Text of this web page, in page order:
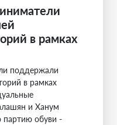
в рамках
поддержали
в рамках
и Ханум
обуви -